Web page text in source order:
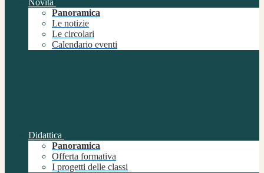
Novità
Panoramica
Le notizie
Le circolari
Calendario eventi
Didattica
Panoramica
Offerta formativa
I progetti delle classi